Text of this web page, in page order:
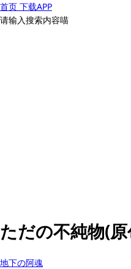
首页 下载APP
请输入搜索内容喵
ただの不純物(
地下の阿魂